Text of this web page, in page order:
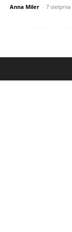
Anna Miler - 7 sierpnia